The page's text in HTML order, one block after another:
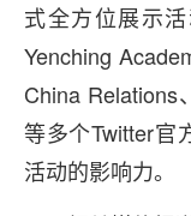
式全方位展示
Yenching
China Relations
等多个Twitter官
活动的影响力。